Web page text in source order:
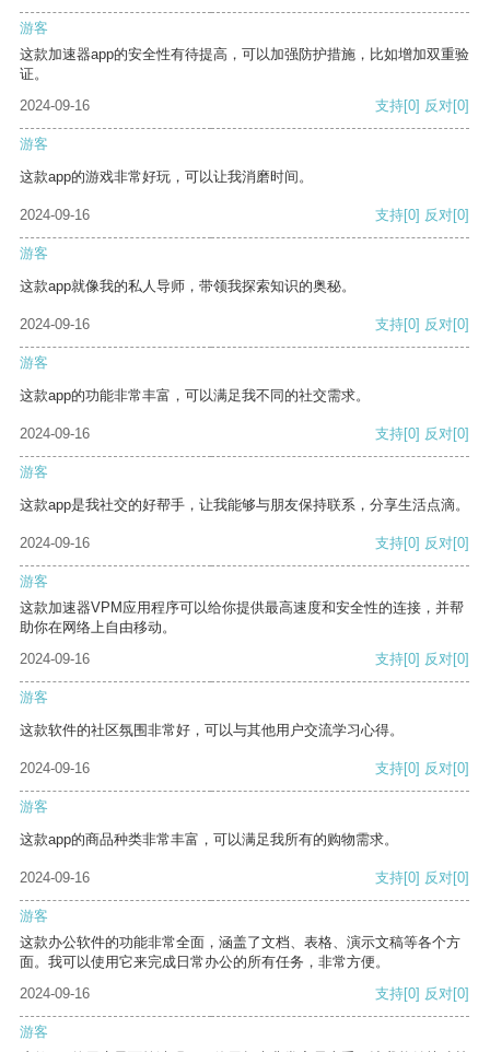
游客
这款加速器app的安全性有待提高，可以加强防护措施，比如增加双重验
证。
2024-09-16
支持[0] 反对[0]
游客
这款app的游戏非常好玩，可以让我消磨时间。
2024-09-16 支持[0] 反对[0]
游客
这款app就像我的私人导师，带领我探索知识的奥秘。
2024-09-16 支持[0] 反对[0]
游客
这款app的功能非常丰富，可以满足我不同的社交需求。
2024-09-16 支持[0] 反对[0]
游客
这款app是我社交的好帮手，让我能够与朋友保持联系，分享生活点滴。
2024-09-16 支持[0] 反对[0]
游客
这款加速器VPM应用程序可以给你提供最高速度和安全性的连接，并帮
助你在网络上自由移动。
2024-09-16
支持[0] 反对[0]
游客
这款软件的社区氛围非常好，可以与其他用户交流学习心得。
2024-09-16 支持[0] 反对[0]
游客
这款app的商品种类非常丰富，可以满足我所有的购物需求。
2024-09-16 支持[0] 反对[0]
游客
这款办公软件的功能非常全面，涵盖了文档、表格、演示文稿等各个方
面。我可以使用它来完成日常办公的所有任务，非常方便。
2024-09-16
支持[0] 反对[0]
游客